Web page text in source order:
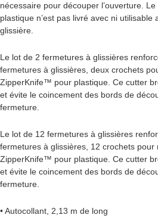
nécessaire pour découper l’ouverture.
plastique n’est pas livré avec ni utilisable
glissière.
Le lot de 2 fermetures à glissières
fermetures à glissières, deux crochets
ZipperKnife™ pour plastique. Ce cutter
et évite le coincement des bords de
fermeture.
Le lot de 12 fermetures à glissières
fermetures à glissières, 12 crochets pour
ZipperKnife™ pour plastique. Ce cutter
et évite le coincement des bords de
fermeture.
• Autocollant, 2,13 m de long